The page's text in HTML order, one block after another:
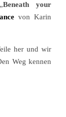
Beneath your
von Karin
her und wir
Weg kennen